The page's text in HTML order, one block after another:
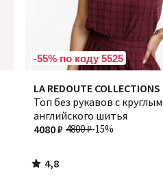
-55% по коду 5525
LA REDOUTE COLLECTIONS
Топ без рукавов с
английского шитья
4800 ₽-15%
4080 ₽
4,8
/ 5
4,8
/